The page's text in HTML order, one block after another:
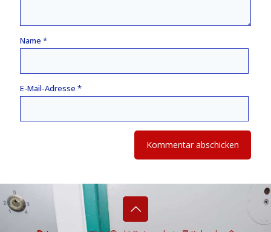
Name *
E-Mail-Adresse *